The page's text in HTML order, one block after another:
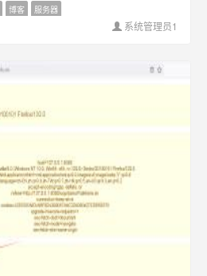
博客 服务器
系统管理员1